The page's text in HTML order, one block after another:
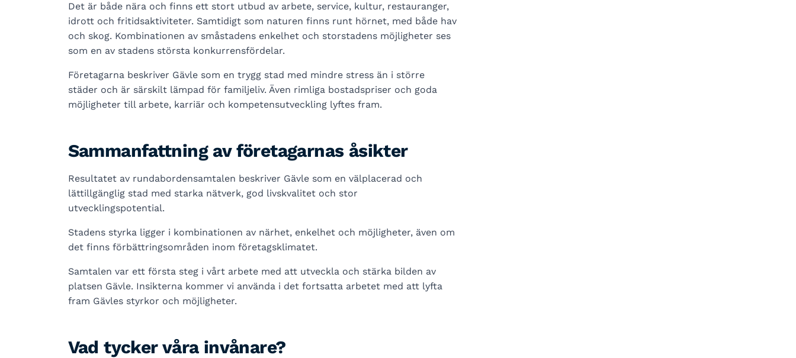
Det är både nära och finns ett stort utbud av arbete, service, kultur, restauranger,
idrott och fritidsaktiviteter. Samtidigt som naturen finns runt hörnet, med både hav
och skog. Kombinationen av småstadens enkelhet och storstadens möjligheter ses
som en av stadens största konkurrensfördelar.
Företagarna beskriver Gävle som en trygg stad med mindre stress än i större
städer och är särskilt lämpad för familjeliv. Även rimliga bostadspriser och goda
möjligheter till arbete, karriär och kompetensutveckling lyftes fram.
Sammanfattning av företagarnas åsikter
Resultatet av rundabordensamtalen beskriver Gävle som en välplacerad och
lättillgänglig stad med starka nätverk, god livskvalitet och stor
utvecklingspotential.
Stadens styrka ligger i kombinationen av närhet, enkelhet och möjligheter, även om
det finns förbättringsområden inom företagsklimatet.
Samtalen var ett första steg i vårt arbete med att utveckla och stärka bilden av
platsen Gävle. Insikterna kommer vi använda i det fortsatta arbetet med att lyfta
fram Gävles styrkor och möjligheter.
Vad tycker våra invånare?